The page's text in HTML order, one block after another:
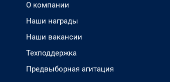
О компании
Наши награды
Наши вакансии
Техподдержка
Предвыборная агитация